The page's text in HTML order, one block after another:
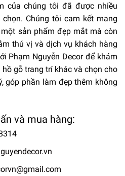
của chúng tôi đã được nhiều
Chúng tôi cam kết mang
sản phẩm đẹp mắt mà còn
thú vị và dịch vụ khách hàng
Phạm Nguyễn Decor để khám
gỗ trang trí khác và chọn cho
góp phần làm đẹp thêm không
và mua hàng: